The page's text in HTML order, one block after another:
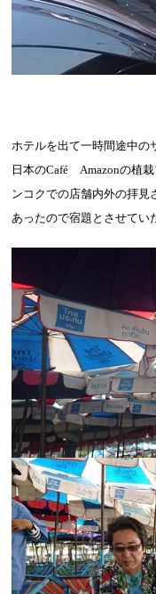
ホテルを出て一時間途中の
日本のCafé Amazonの植
ンコクでの店舗内外の拝見
あったので宿題とさせてい